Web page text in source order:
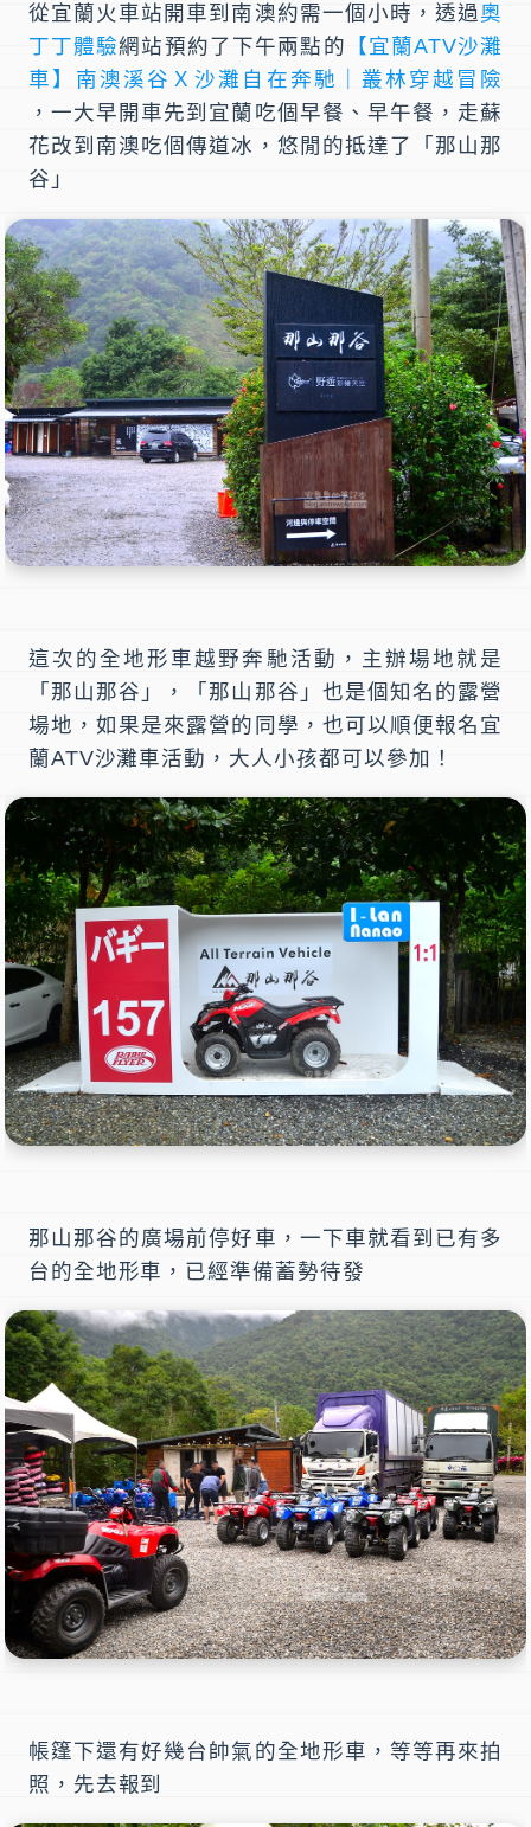
從宜蘭火車站開車到南澳約需一個小時，透過奧
丁丁體驗網站預約了下午兩點的 【宜蘭ATV沙灘
車】南澳溪谷Ｘ沙灘自在奔馳｜叢林穿越冒險
，一大早開車先到宜蘭吃個早餐、早午餐，走蘇
花改到南澳吃個傳道冰，悠閒的抵達了「那山那
谷」
這次的 全地形車越野奔馳 活動，主辦場地就是
「 那山那谷 」，「那山那谷」也是個知名的露營
場地，如果是來露營的同學，也可以順便報名 宜
蘭ATV沙灘車活動，大人小孩都可以參加！
那山那谷的廣場前停好車，一下車就看到已有多
台的全地形車，已經準備蓄勢待發
帳篷下還有好幾台帥氣的全地形車，等等再來拍
照，先去報到